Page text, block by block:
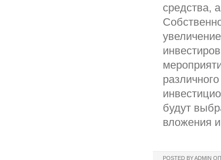
средства,
будут
вложения
POSTED BYADMIN